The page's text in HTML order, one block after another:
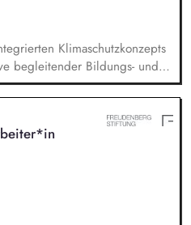
Klimaschutzkonzepts
begleitender Bildungs- und
des IKK.
zu den ca. 60 städtischen
Anlageninstallationen.
von Modellen zu Energy-
Eigenständige
von Förderprojekten
sowie